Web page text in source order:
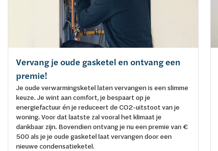
Vervang je oude gasketel en ontvang een
premie!
Je oude verwarmingsketel laten vervangen is een slimme
keuze. Je wint aan comfort, je bespaart op je
energiefactuur én je reduceert de CO2-uitstoot van je
woning. Voor dat laatste zal vooral het klimaat je
dankbaar zijn. Bovendien ontvang je nu een premie van €
500 als je je oude gasketel laat vervangen door een
nieuwe condensatieketel.